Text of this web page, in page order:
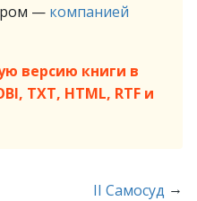
— компанией
версию книги в
TXT, HTML, RTF и
II Самосуд →